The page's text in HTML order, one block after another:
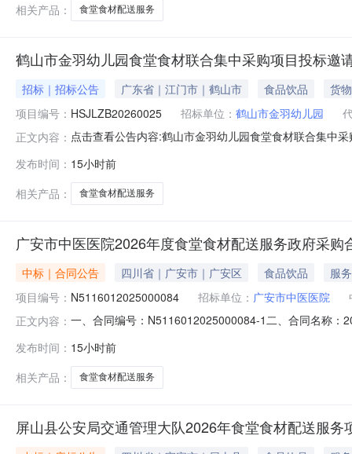
相关产品：
食堂食材配送服务
鹤山市金羽幼儿园食堂食材联合集中采购项目投标邀
招标｜招标公告 广东省｜江门市｜鹤山市 食品饮品
货物
项目编号： HSJLZB20260025 招标单位： 鹤山市金羽幼儿园
正文内容： 点击查看公告内容:鹤山市金羽幼儿园食堂食材联合集中
发布时间： 15小时前
相关产品：
食堂食材配送服务
广安市中医医院2026年度食堂食材配送服务政府采购
中标｜合同公告 四川省｜广安市｜广安区 食品饮品
服务
项目编号： N5116012025000084 招标单位： 广安市中医医院
正文内容： 一、合同编号：N5116012025000084-1二、合同名称：
13183912139六、合同主要信息主要标的：序号名称数
发布时间： 15小时前
相关产品：
食堂食材配送服务
屏山县公安局交通管理大队2026年食堂食材配送服务